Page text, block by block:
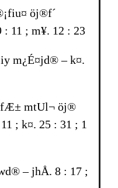
öj®f´
11 ; m¥. 12 : 23
m¿É¤jd® – k¤.
mtUl¬ öj®
; k¤. 25 : 31 ; 1
– jhÅ. 8 : 17 ;